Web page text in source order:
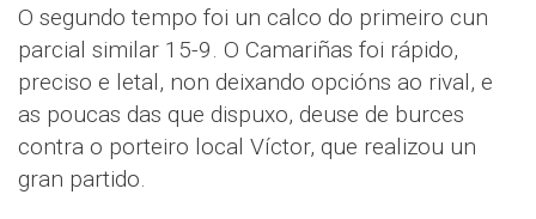
O segundo tempo foi un calco do primeiro cun
parcial similar 15-9. O Camariñas foi rápido,
preciso e letal, non deixando opcións ao rival, e
as poucas das que dispuxo, deuse de burces
contra o porteiro local Víctor, que realizou un
gran partido.